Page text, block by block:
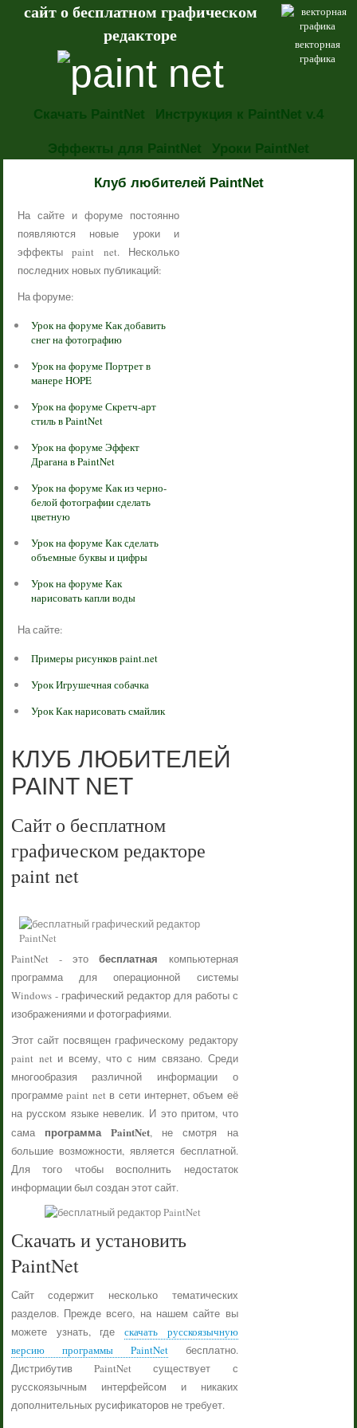
векторная
графика
сайт о бесплатном графическом
редакторе
Скачать PaintNet Инструкция к PaintNet v.4
Эффекты для PaintNet Уроки PaintNet
Клуб любителей PaintNet
На сайте и форуме постоянно
появляются новые уроки и
эффекты paint net. Несколько
последних новых публикаций:
На форуме:
Урок на форуме Как добавить
снег на фотографию
Урок на форуме Портрет в
манере HOPE
Урок на форуме Скретч-арт
стиль в PaintNet
Урок на форуме Эффект
Драгана в PaintNet
Урок на форуме Как из черно-
белой фотографии сделать
цветную
Урок на форуме Как сделать
объемные буквы и цифры
Урок на форуме Как
нарисовать капли воды
На сайте:
Примеры рисунков paint.net
Урок Игрушечная собачка
Урок Как нарисовать смайлик
КЛУБ ЛЮБИТЕЛЕЙ
PAINT NET
Сайт о бесплатном
графическом редакторе
paint net
PaintNet - этобесплатная компьютерная
программа для операционной системы
Windows - графический редактор для работы с
изображениями и фотографиями.
Этот сайт посвящен графическому редактору
paint net и всему, что с ним связано. Среди
многообразия различной информации о
программе paint net в сети интернет, объем её
на русском языке невелик. И это притом, что
сама программа PaintNet, не смотря на
большие возможности, является бесплатной.
Для того чтобы восполнить недостаток
информации был создан этот сайт.
Скачать и установить
PaintNet
Сайт содержит несколько тематических
разделов. Прежде всего, на нашем сайте вы
можете узнать, где скачать русскоязычную
версию программы PaintNetбесплатно.
Дистрибутив PaintNet существует с
русскоязычным интерфейсом и никаких
дополнительных русификаторов не требует.